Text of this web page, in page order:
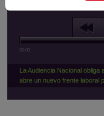
00:00
La Audiencia Nacional
abre un nuevo frente laboral